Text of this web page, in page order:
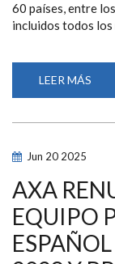
60 países, entre
incluidos todos los
LEER MÁS
LA
DE
38
Jun 20 2025
AXA
EQUIPO